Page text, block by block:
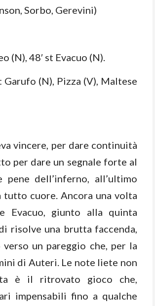
Sorbo, Gerevini)
(N), 48′ st Evacuo (N).
(N), Pizza (V), Maltese
vincere, per dare continuità
per dare un segnale forte al
dell’inferno, all’ultimo
cuore. Ancora una volta
Evacuo, giunto alla quinta
risolve una brutta faccenda,
un pareggio che, per la
di Auteri. Le note liete non
è il ritrovato gioco che,
impensabili fino a qualche